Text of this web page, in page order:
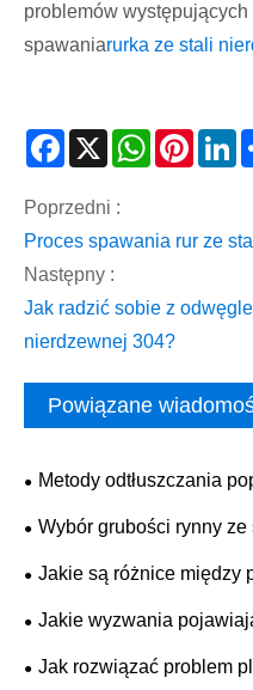
problemów
spawaniarurka ze stali
Facebook
X WhatsApp
Poprzedni :
Proces spawania rur ze
Następny :
Jak radzić sobie z
nierdzewnej 304?
Powiązane
Metody odtłuszczania
nierdzewnej 310S
Wybór grubości rynny
Jakie są różnice między
201 i 304?
Jakie wyzwania
stali nierdzewnej 304?
Jak rozwiązać problem